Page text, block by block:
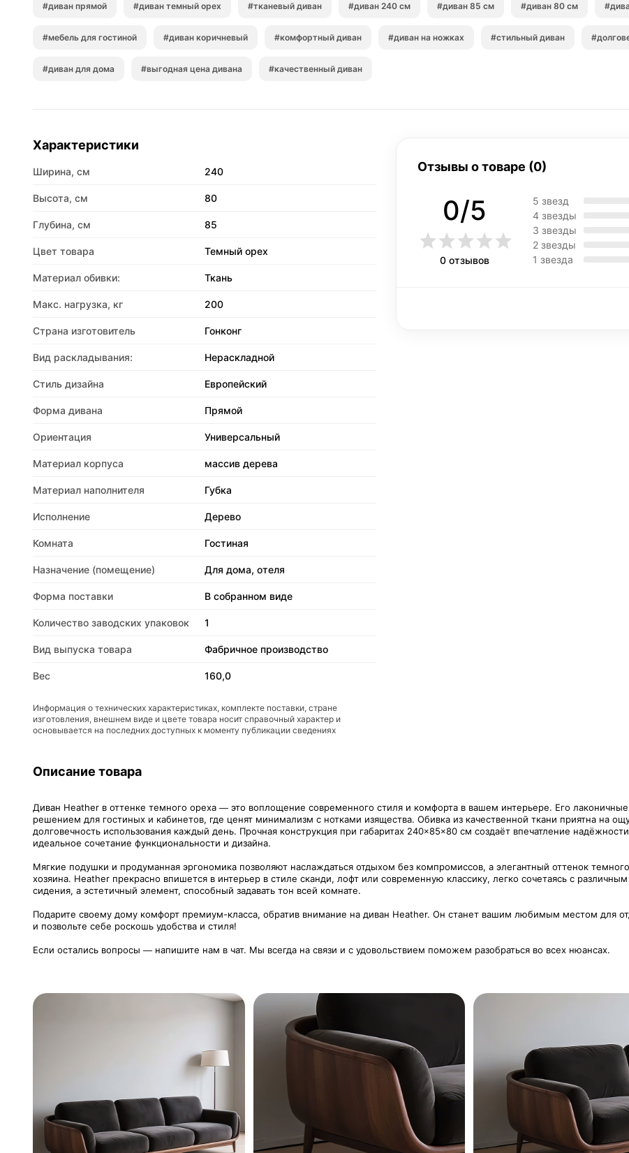
#диван прямой #диван темный орех #тканевый диван #диван 240 см #диван 85 см #диван 80 см
#мебель для гостиной #диван коричневый #комфортный диван #диван на ножках #стильный диван
#диван для дома #выгодная цена дивана #качественный диван
Характеристики
Ширина, см 240
Высота, см 80
Глубина, см 85
Цвет товара Темный орех
Материал обивки: Ткань
Макс. нагрузка, кг 200
Страна изготовитель Гонконг
Вид раскладывания: Нераскладной
Стиль дизайна Европейский
Форма дивана Прямой
Ориентация Универсальный
Материал корпуса массив дерева
Материал наполнителя Губка
Исполнение Дерево
Комната Гостиная
Назначение (помещение) Для дома, отеля
Форма поставки В собранном виде
Количество заводских упаковок 1
Вид выпуска товара Фабричное производство
Вес 160,0
Информация о технических характеристиках, комплекте поставки, стране
изготовления, внешнем виде и цвете товара носит справочный характер и
основывается на последних доступных к моменту публикации сведениях
Отзывы о товаре (0)
0/5
0 отзывов
5 звезд
4 звезды
3 звезды
2 звезды
1 звезда
Описание товара
Диван Heather в оттенке темного ореха — это воплощение современного стиля и комфорта в вашем интерьере. Его
решением для гостиных и кабинетов, где ценят минимализм с нотками изящества. Обивка из качественной ткани приятна на
долговечность использования каждый день. Прочная конструкция при габаритах 240×85×80 см создаёт впечатление
идеальное сочетание функциональности и дизайна.
Мягкие подушки и продуманная эргономика позволяют наслаждаться отдыхом без компромиссов, а элегантный оттенок
хозяина. Heather прекрасно впишется в интерьер в стиле сканди, лофт или современную классику, легко сочетаясь с
сидения, а эстетичный элемент, способный задавать тон всей комнате.
Подарите своему дому комфорт премиум-класса, обратив внимание на диван Heather. Он станет вашим любимым местом для
и позвольте себе роскошь удобства и стиля!
Если остались вопросы — напишите нам в чат. Мы всегда на связи и с удовольствием поможем разобраться во всех нюансах.